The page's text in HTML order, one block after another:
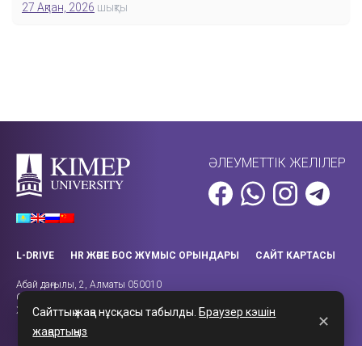
Сайттың жаңа нұсқасы табылды. Браузер кэшін
жаңартыңыз
✕
27 Ақпан, 2026 шықты
ӘЛЕУМЕТТІК ЖЕЛІЛЕР
L-DRIVE HR ЖӘНЕ БОС ЖҰМЫС ОРЫНДАРЫ САЙТ КАРТАСЫ
Абай даңғылы, 2, Алматы 050010
Call-орталығы: +7 (727) 270-43-14
Жұмыс уақыты: 08:00 – 18:00